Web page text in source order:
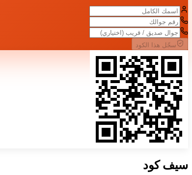
سجّل هذا الكود
سيفكود